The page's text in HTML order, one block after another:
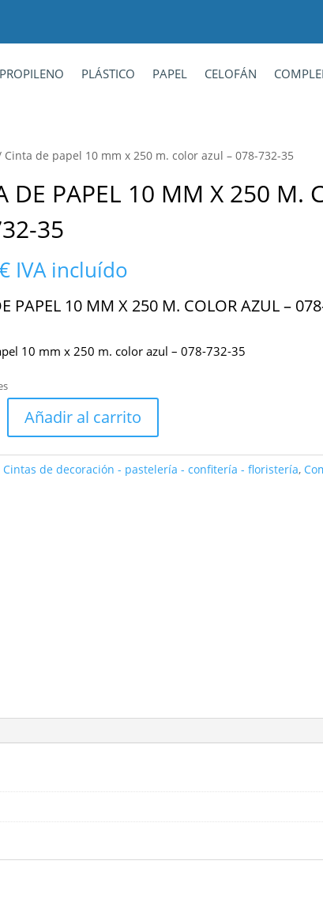
PLÁSTICO PAPEL CELOFÁN
Cinta de papel 10 mm x 250 m. color azul – 078-732-35
DE PAPEL 10 MM X 250 M.
35
IVA incluído
PAPEL 10 MM X 250 M. COLOR AZUL –
10 mm x 250 m. color azul – 078-732-35
Añadir al carrito
Cintas de decoración - pastelería - confitería - floristería,